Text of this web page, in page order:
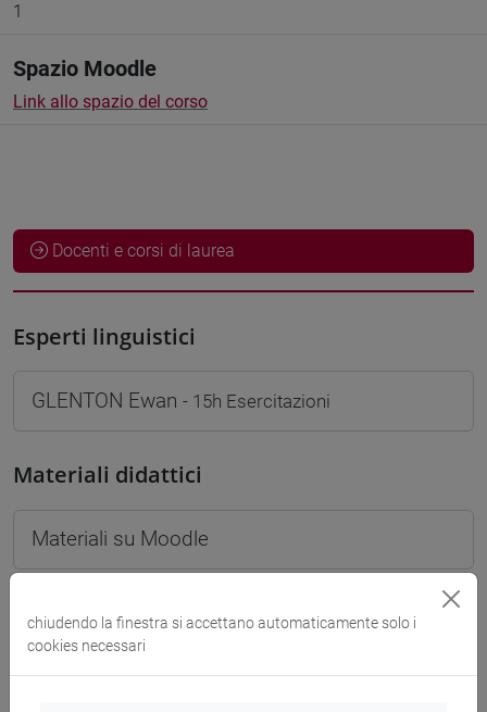
1
Spazio Moodle
Link allo spazio del corso
Docenti e corsi di laurea
Esperti linguistici
GLENTON Ewan - 15h Esercitazioni
Materiali didattici
Materiali su Moodle
Corsi di studio e percorsi
chiudendo la finestra si accettano automaticamente solo i
cookies necessari